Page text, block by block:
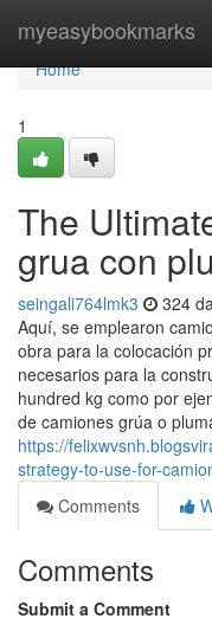
myeasybookmarks
Home
Home
1
The
grua con
seingali764lmk3 324
Aquí, se emplearon
obra para la colocación
necesarios para la
hundred kg como por
de camiones grúa o
https://
strategy-to-use-for-
Comments
Comments
Submit a Comment